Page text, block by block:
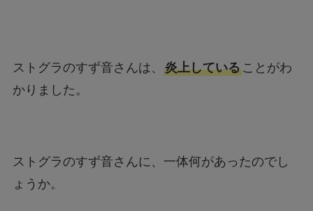
ストグラのすず音さんは、 炎上していることがわ
かりました。
ストグラのすず音さんに、一体何があったのでし
ょうか。